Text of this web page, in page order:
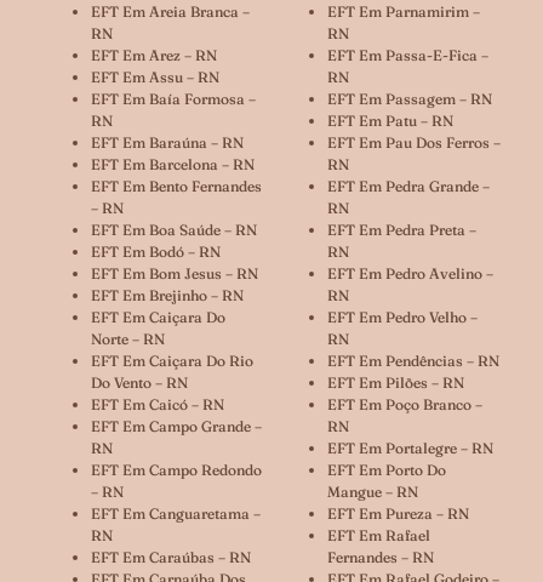
EFT Em Areia Branca –
RN
EFT Em Arez – RN
EFT Em Assu – RN
EFT Em Baía Formosa –
RN
EFT Em Baraúna – RN
EFT Em Barcelona – RN
EFT Em Bento Fernandes
– RN
EFT Em Boa Saúde – RN
EFT Em Bodó – RN
EFT Em Bom Jesus – RN
EFT Em Brejinho – RN
EFT Em Caiçara Do
Norte – RN
EFT Em Caiçara Do Rio
Do Vento – RN
EFT Em Caicó – RN
EFT Em Campo Grande –
RN
EFT Em Campo Redondo
– RN
EFT Em Canguaretama –
RN
EFT Em Caraúbas – RN
EFT Em Parnamirim –
RN
EFT Em Passa-E-Fica –
RN
EFT Em Passagem – RN
EFT Em Patu – RN
EFT Em Pau Dos Ferros –
RN
EFT Em Pedra Grande –
RN
EFT Em Pedra Preta –
RN
EFT Em Pedro Avelino –
RN
EFT Em Pedro Velho –
RN
EFT Em Pendências – RN
EFT Em Pilões – RN
EFT Em Poço Branco –
RN
EFT Em Portalegre – RN
EFT Em Porto Do
Mangue – RN
EFT Em Pureza – RN
EFT Em Rafael
Fernandes – RN